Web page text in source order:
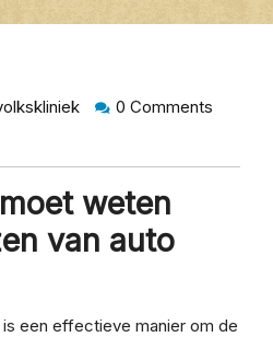
0 Comments
weten
van auto
een effectieve manier om de